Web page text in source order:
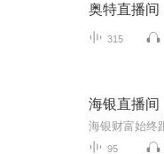
奥特直播间
315
海银直播间
95